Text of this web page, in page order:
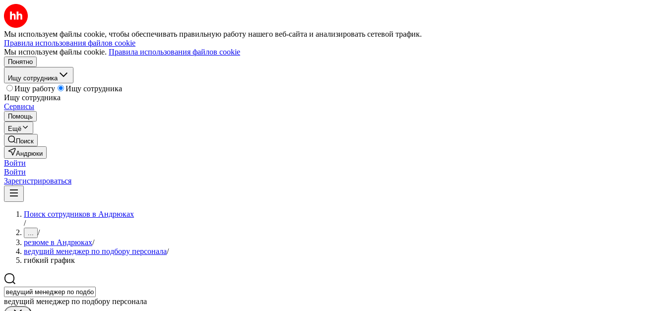
Мы используем файлы cookie, чтобы обеспечивать правильную работу нашего веб-сайта и анализировать сетевой трафик.
Правила использования файлов cookie
Мы используем файлы cookie. Правила использования файлов cookie
Понятно
Ищу сотрудника
Ищу работу
Ищу сотрудника
Ищу сотрудника
Сервисы
Помощь
Ещё
Поиск
Андрюки
Войти
Войти
Зарегистрироваться
Поиск сотрудников в Андрюках
/
... /
резюме в Андрюках/
ведущий менеджер по подбору персонала/
гибкий график
ведущий менеджер по подбору персонала